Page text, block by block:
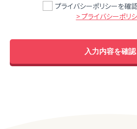
プライバシーポリシーを確
> プライバシーポリ
入力内容を確認